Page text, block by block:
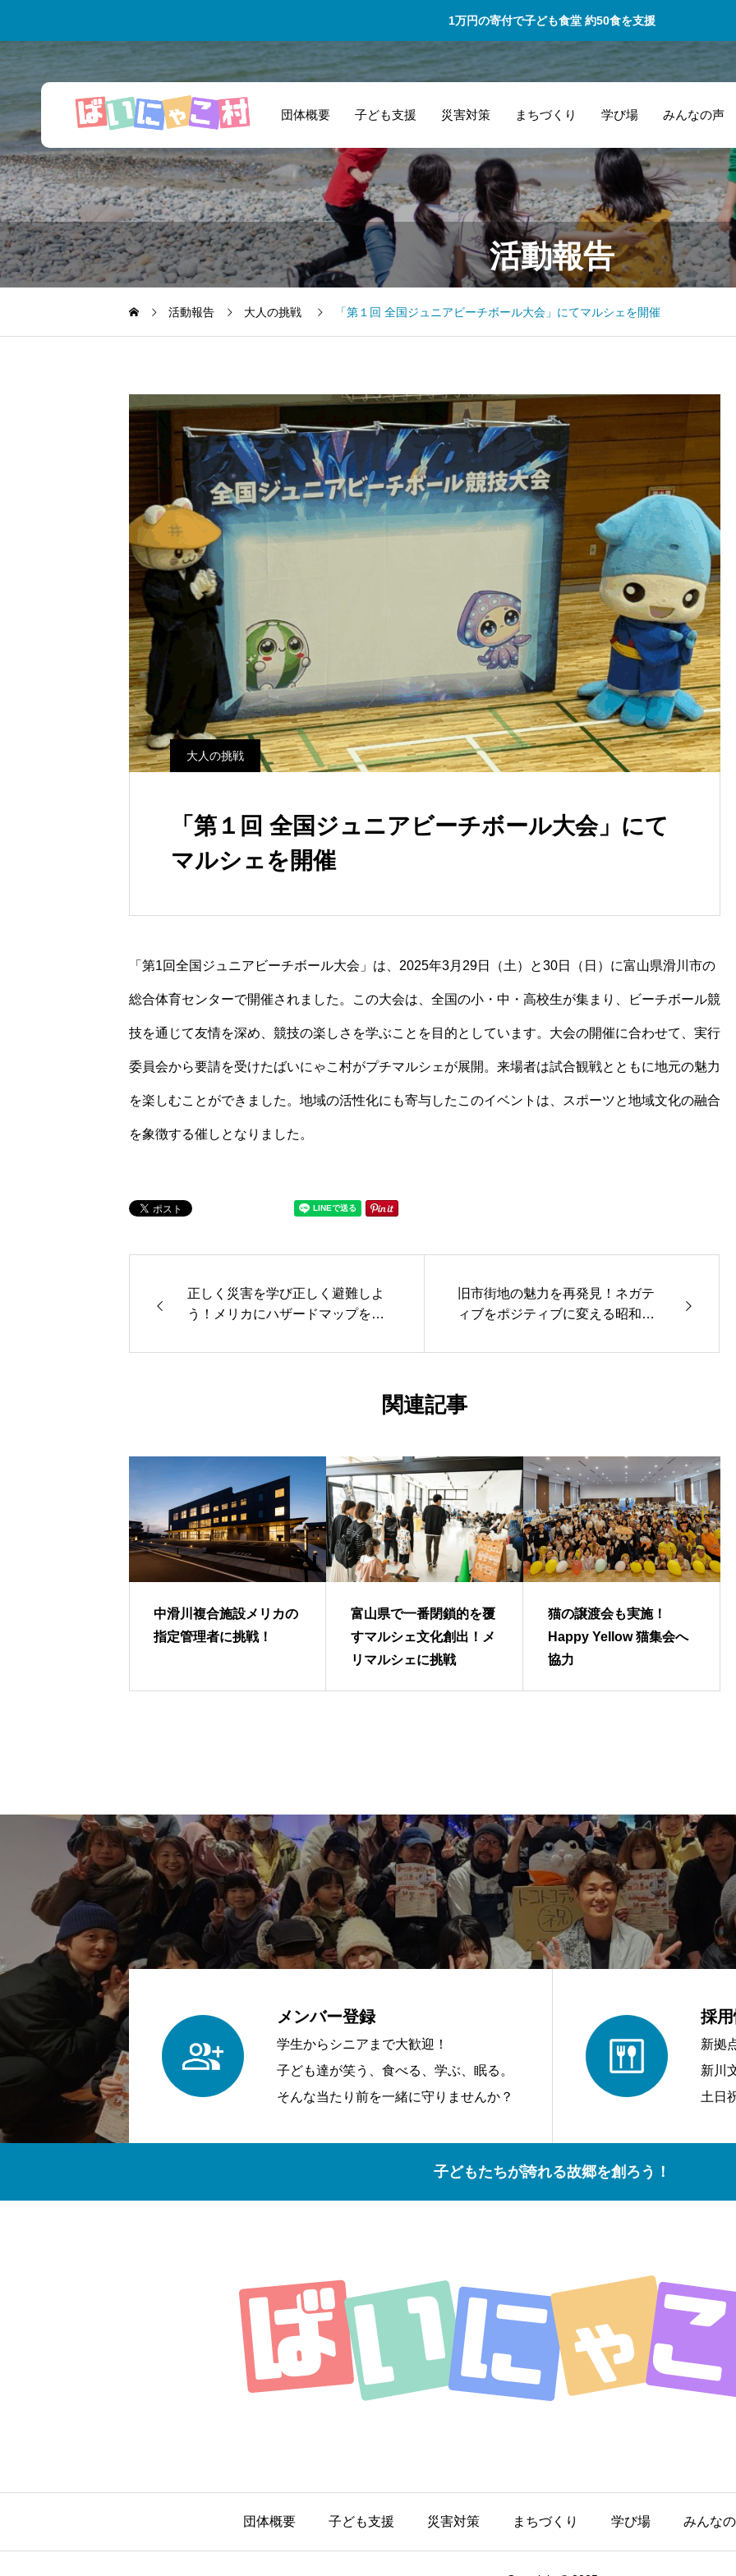
1万円の寄付で子ども食堂 約50食を支援
団体概要 子ども支援 災害対策 まちづくり 学び場 みんなの声
的確なアドバイス
やサポートのおか
げで楽しく活動で
出会いの場を作っ
ていただいたばい
にゃこ村には感謝
一
い
し
活動報告
活動報告 大人の挑戦 「第１回 全国ジュニアビーチボール大会」にてマルシェを開催
大人の挑戦
「第１回 全国ジュニアビーチボール大会」にて
マルシェを開催
「第1回全国ジュニアビーチボール大会」は、2025年3月29日（土）と30日（日）に富山県滑川市の
総合体育センターで開催されました。この大会は、全国の小・中・高校生が集まり、ビーチボール競
技を通じて友情を深め、競技の楽しさを学ぶことを目的としています。大会の開催に合わせて、実行
委員会から要請を受けたばいにゃこ村がプチマルシェが展開。来場者は試合観戦とともに地元の魅力
を楽しむことができました。地域の活性化にも寄与したこのイベントは、スポーツと地域文化の融合
を象徴する催しとなりました。
正しく災害を学び正しく避難しよ
う！メリカにハザードマップを設
旧市街地の魅力を再発見！ネガテ
ィブをポジティブに変える昭和レ
関連記事
中滑川複合施設メリカの
指定管理者に挑戦！
富山県で一番閉鎖的を覆
すマルシェ文化創出！メ
リマルシェに挑戦
猫の譲渡会も実施！
Happy Yellow 猫集会へ
協力
被災した子どもたちが運動×
タルコンテンツを楽しめる居
所を設置
メンバー登録
学生からシニアまで大歓迎！
子ども達が笑う、食べる、学ぶ、眠る。
そんな当たり前を一緒に守りませんか？
採
新拠
新川
土日
子どもたちが誇れる故郷を創ろう！
団体概要 子ども支援 災害対策 まちづくり 学び場 みんな